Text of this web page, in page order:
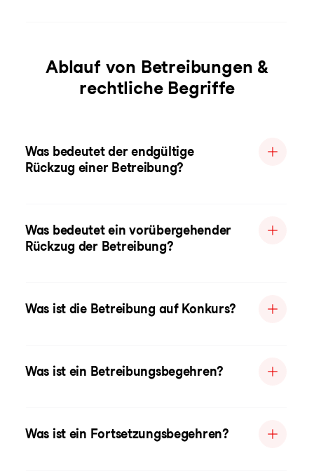
Ablauf von Betreibungen &
rechtliche Begriffe
Was bedeutet der endgültige
Rückzug einer Betreibung?
Was bedeutet ein vorübergehender
Rückzug der Betreibung?
Was ist die Betreibung auf Konkurs?
Was ist ein Betreibungsbegehren?
Was ist ein Fortsetzungsbegehren?